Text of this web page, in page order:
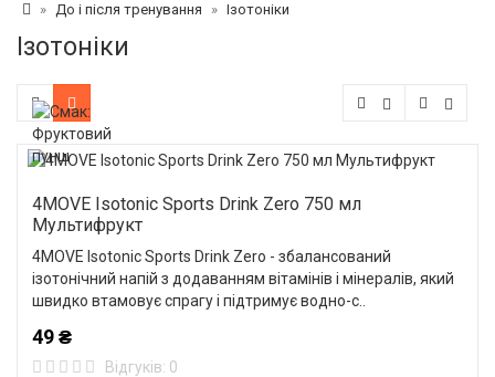
До і після тренування Ізотоніки
Ізотоніки
4MOVE Isotonic Sports Drink Zero 750 мл
Мультифрукт
4MOVE Isotonic Sports Drink Zero - збалансований
ізотонічний напій з додаванням вітамінів і мінералів, який
швидко втамовує спрагу і підтримує водно-с..
49 ₴
Відгуків: 0